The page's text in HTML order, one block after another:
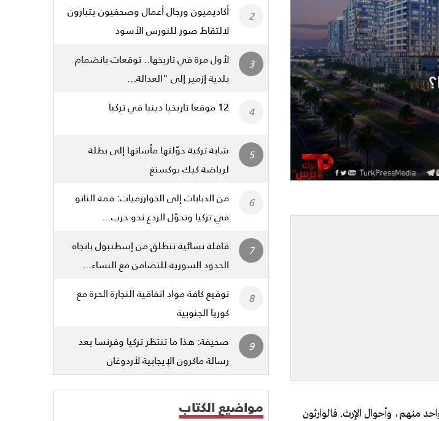
منهم، وأحوال الإرث. فالوارثون
أكاديميون ورجال أعمال وصحفيون يتبارون
لالتقاط صور للنورس الأسود
لأول مرة في تاريخها.. توقعات بانضمام
بلدية إزمير إلى "العدالة...
12 موقعا تاريخيا دينيا في تركيا
شابة تركية حوّلتها مأساتها إلى بطلة
لرياضة كيك بوكسنغ
من الدبابات إلى الخوارزميات: قمة الناتو
في تركيا وتحوّل الردع نحو حرب...
قافلة نسائية تنطلق من إسطنبول باتجاه
الحدود السورية للتضامن مع النساء...
توقيع كافة مواد اتفاقية التجارة الحرة مع
كوريا الجنوبية
صحيفة: هذا ما تنتظر تركيا وفرنسا بعد
رسالة ماكرون الإيجابية لأردوغان
مواضيع الكتاب